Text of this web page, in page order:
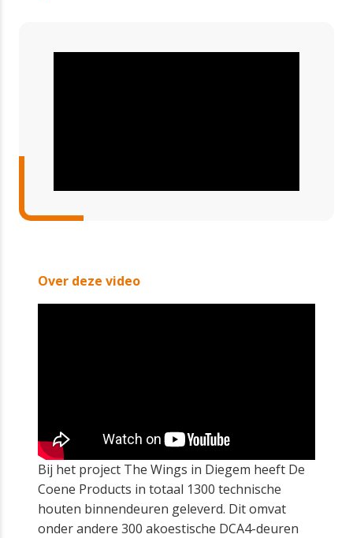
Over deze video
Bij het project The Wings in Diegem heeft De
Coene Products in totaal 1300 technische
houten binnendeuren geleverd. Dit omvat
onder andere 300 akoestische DCA4-deuren